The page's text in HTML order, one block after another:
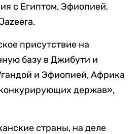
с Египтом, Эфиопией,
присутствие на
базу в Джибути и
и Эфиопией, Африка
держав»,
страны, на деле